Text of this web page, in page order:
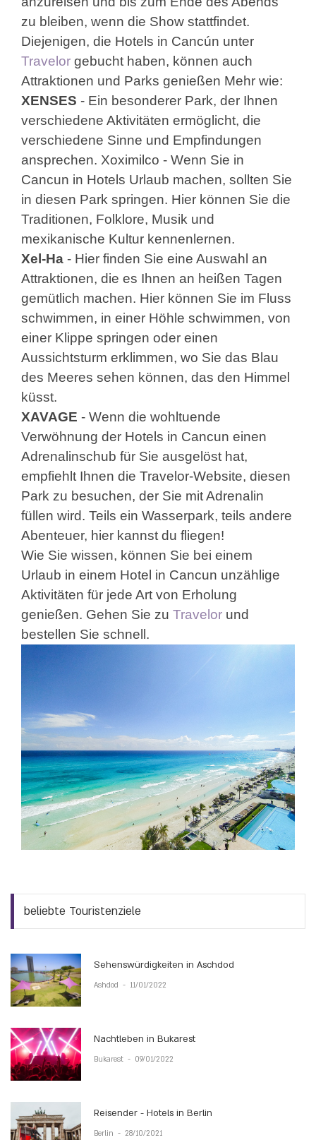
zu bleiben, wenn die Show stattfindet.
Diejenigen, die Hotels in Cancún unter
Travelor gebucht haben, können auch
Attraktionen und Parks genießen Mehr wie:
XENSES - Ein besonderer Park, der Ihnen
verschiedene Aktivitäten ermöglicht, die
verschiedene Sinne und Empfindungen
ansprechen. Xoximilco - Wenn Sie in
Cancun in Hotels Urlaub machen, sollten Sie
in diesen Park springen. Hier können Sie die
Traditionen, Folklore, Musik und
mexikanische Kultur kennenlernen.
Xel-Ha - Hier finden Sie eine Auswahl an
Attraktionen, die es Ihnen an heißen Tagen
gemütlich machen. Hier können Sie im Fluss
schwimmen, in einer Höhle schwimmen, von
einer Klippe springen oder einen
Aussichtsturm erklimmen, wo Sie das Blau
des Meeres sehen können, das den Himmel
küsst.
XAVAGE - Wenn die wohltuende
Verwöhnung der Hotels in Cancun einen
Adrenalinschub für Sie ausgelöst hat,
empfiehlt Ihnen die Travelor-Website, diesen
Park zu besuchen, der Sie mit Adrenalin
füllen wird. Teils ein Wasserpark, teils andere
Abenteuer, hier kannst du fliegen!
Wie Sie wissen, können Sie bei einem
Urlaub in einem Hotel in Cancun unzählige
Aktivitäten für jede Art von Erholung
genießen. Gehen Sie zu Travelor und
bestellen Sie schnell.
beliebte Touristenziele
Sehenswürdigkeiten in Aschdod
Ashdod - 11/01/2022
Nachtleben in Bukarest
Bukarest - 09/01/2022
Reisender - Hotels in Berlin
Berlin - 28/10/2021